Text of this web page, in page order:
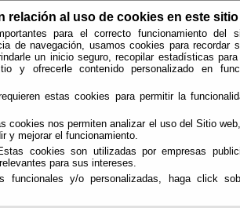
relación al uso de cookies en este sitio
para el correcto funcionamiento del
de navegación, usamos cookies para recordar
un inicio seguro, recopilar estadísticas
y ofrecerle contenido personalizado en
estas cookies para permitir la
cookies nos permiten analizar el uso del Sitio
y mejorar el funcionamiento.
cookies son utilizadas por empresas
para sus intereses.
funcionales y/o personalizadas, haga click